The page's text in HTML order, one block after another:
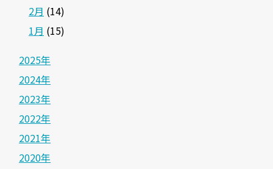
2月 (14)
1月 (15)
2025年
2024年
2023年
2022年
2021年
2020年